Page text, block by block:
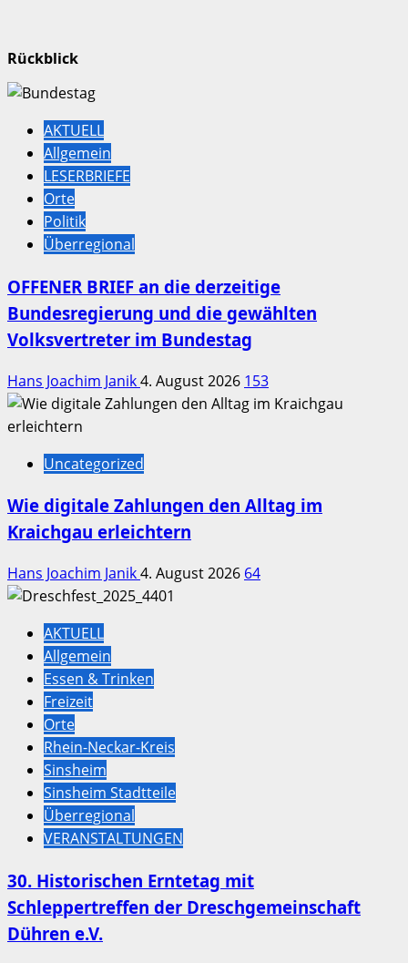
Rückblick
AKTUELL
Allgemein
LESERBRIEFE
Orte
Politik
Überregional
OFFENER BRIEF an die derzeitige
Bundesregierung und die gewählten
Volksvertreter im Bundestag
Hans Joachim Janik4. August 2026 153
Uncategorized
Wie digitale Zahlungen den Alltag im
Kraichgau erleichtern
Hans Joachim Janik4. August 2026 64
AKTUELL
Allgemein
Essen & Trinken
Freizeit
Orte
Rhein-Neckar-Kreis
Sinsheim
Sinsheim Stadtteile
Überregional
VERANSTALTUNGEN
30. Historischen Erntetag mit
Schleppertreffen der Dreschgemeinschaft
Dühren e.V.